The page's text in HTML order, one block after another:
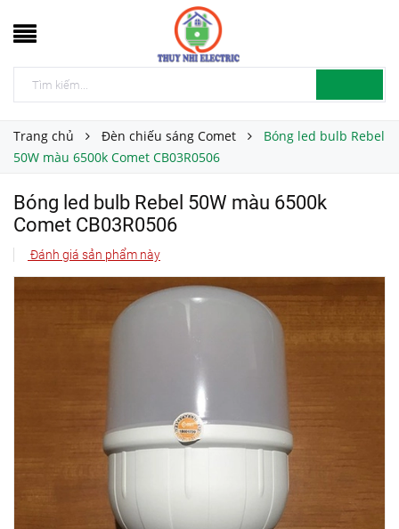
Trang chủ Đèn chiếu sáng Comet
Bóng led bulb Rebel
50W màu 6500k Comet CB03R0506
Bóng led bulb Rebel 50W màu 6500k
Comet CB03R0506
Đánh giá sản phẩm này